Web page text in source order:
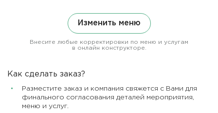
Изменить меню
Внесите любые корректировки по меню и услугам
в онлайн конструкторе.
Как сделать заказ?
Разместите заказ и компания свяжется с Вами для
финального согласования деталей мероприятия,
меню и услуг.